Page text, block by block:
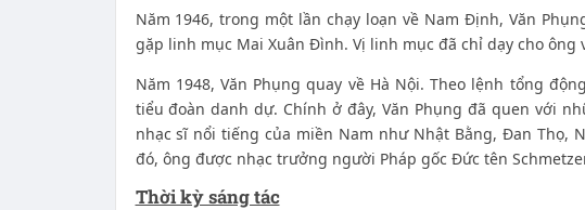
Năm 1946, trong một lần chạy loạn về Nam Định, Văn
gặp linh mục Mai Xuân Đình. Vị linh mục đã chỉ dạy cho ông
Năm 1948, Văn Phụng quay về Hà Nội. Theo lệnh tổng
tiểu đoàn danh dự. Chính ở đây, Văn Phụng đã quen với
nhạc sĩ nổi tiếng của miền Nam như Nhật Bằng, Đan Thọ,
đó, ông được nhạc trưởng người Pháp gốc Đức tên
Thời kỳ sáng tác